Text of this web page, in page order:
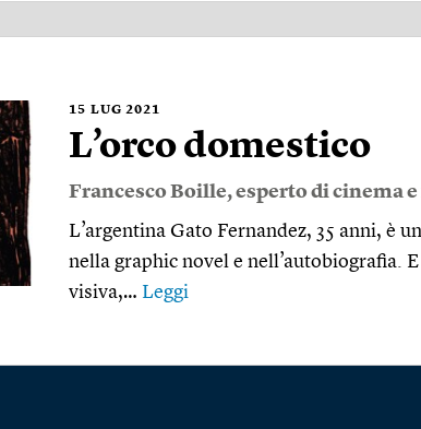
15 LUG 2021
L’orco domestico
Francesco Boille, esperto di cinema
L’argentina Gato Fernandez, 35 anni, è
nella graphic novel e nell’autobiografia.
visiva,… Leggi